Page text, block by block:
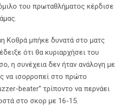
του πρωταθλήματος κέρδισε
Κοθρά μπήκε δυνατά στο ματς
ότι θα κυριαρχήσει του
η συνέχεια δεν ήταν ανάλογη με
να ισορροπεί στο πρώτο
beater” τρίποντο να περνάει
στο σκορ με 16-15.